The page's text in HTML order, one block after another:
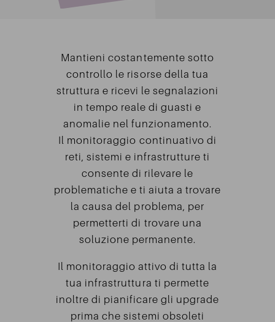
Mantieni costantemente sotto
controllo le risorse della tua
struttura e ricevi le segnalazioni
in tempo reale di guasti e
anomalie nel funzionamento.
Il monitoraggio continuativo di
reti, sistemi e infrastrutture ti
consente di rilevare le
problematiche e ti aiuta a trovare
la causa del problema, per
permetterti di trovare una
soluzione permanente.
Il monitoraggio attivo di tutta la
tua infrastruttura ti permette
inoltre di pianificare gli upgrade
prima che sistemi obsoleti